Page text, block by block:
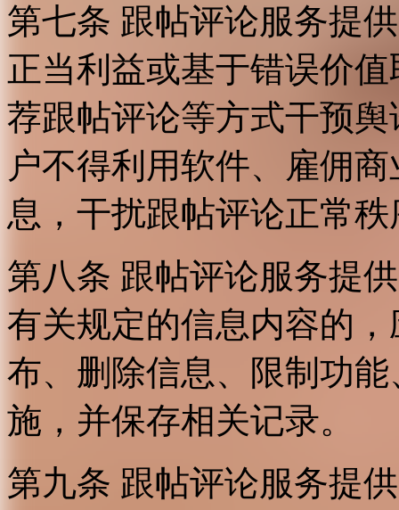
第七条 跟帖评论服务提
正当利益或基于错误价
荐跟帖评论等方式干预
户不得利用软件、雇佣
息，干扰跟帖评论正常
第八条 跟帖评论服务提
有关规定的信息内容的
布、删除信息、限制功
施，并保存相关记录。
第九条 跟帖评论服务提